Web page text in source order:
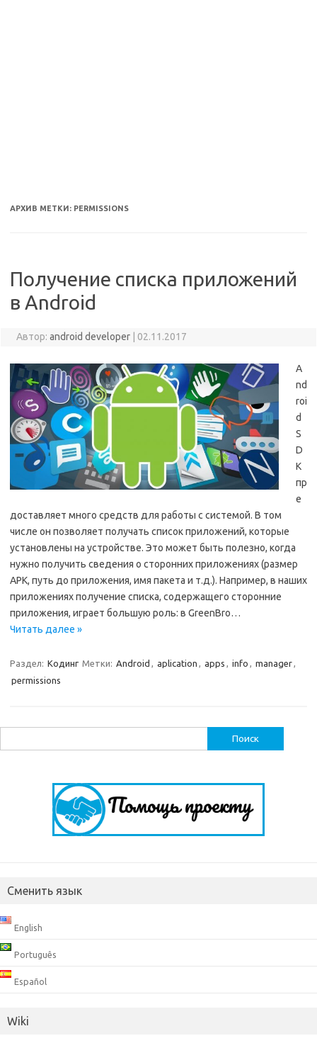
АРХИВ МЕТКИ: PERMISSIONS
Получение списка приложений
в Android
Автор: android developer 02.11.2017
A
nd
roi
d
S
D
K
пр
е
доставляет много средств для работы с системой. В том
числе он позволяет получать список приложений, которые
установлены на устройстве. Это может быть полезно, когда
нужно получить сведения о сторонних приложениях (размер
APK, путь до приложения, имя пакета и т.д.). Например, в наших
приложениях получение списка, содержащего сторонние
приложения, играет большую роль: в GreenBro…
Читать далее »
Раздел: Кодинг Метки: Android , aplication , apps , info , manager,
permissions
Сменить язык
English
Português
Español
Wiki